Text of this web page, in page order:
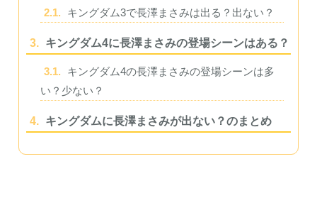
2.1. キングダム3で長澤まさみは出る？出ない？
3. キングダム4に長澤まさみの登場シーンはある？
3.1.
キングダム4の長澤まさみの登場シーンは多
い？少ない？
4. キングダムに長澤まさみが出ない？のまとめ